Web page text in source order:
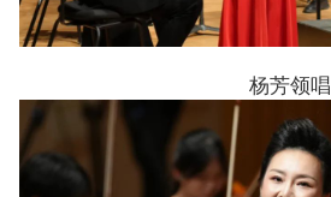
杨芳领唱